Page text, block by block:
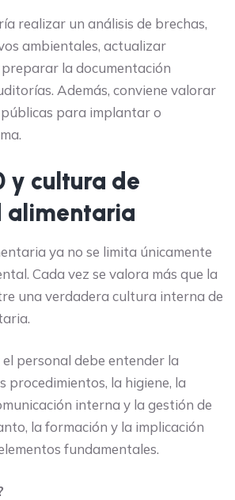
realizar un análisis de brechas,
ambientales, actualizar
la documentación
Además, conviene valorar
para implantar o
y cultura de
alimentaria
ya no se limita únicamente
Cada vez se valora más que la
una verdadera cultura interna de
personal debe entender la
procedimientos, la higiene, la
interna y la gestión de
la formación y la implicación
fundamentales.